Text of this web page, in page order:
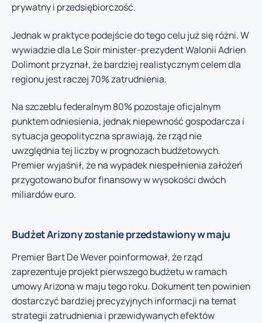
prywatny i przedsiębiorczość.
Jednak w praktyce podejście do tego celu już się różni. W
wywiadzie dla Le Soir minister-prezydent Walonii Adrien
Dolimont przyznał, że bardziej realistycznym celem dla
regionu jest raczej 70% zatrudnienia.
Na szczeblu federalnym 80% pozostaje oficjalnym
punktem odniesienia, jednak niepewność gospodarcza i
sytuacja geopolityczna sprawiają, że rząd nie
uwzględnia tej liczby w prognozach budżetowych.
Premier wyjaśnił, że na wypadek niespełnienia założeń
przygotowano bufor finansowy w wysokości dwóch
miliardów euro.
Budżet Arizony zostanie przedstawiony w maju
Premier Bart De Wever poinformował, że rząd
zaprezentuje projekt pierwszego budżetu w ramach
umowy Arizona w maju tego roku. Dokument ten powinien
dostarczyć bardziej precyzyjnych informacji na temat
strategii zatrudnienia i przewidywanych efektów